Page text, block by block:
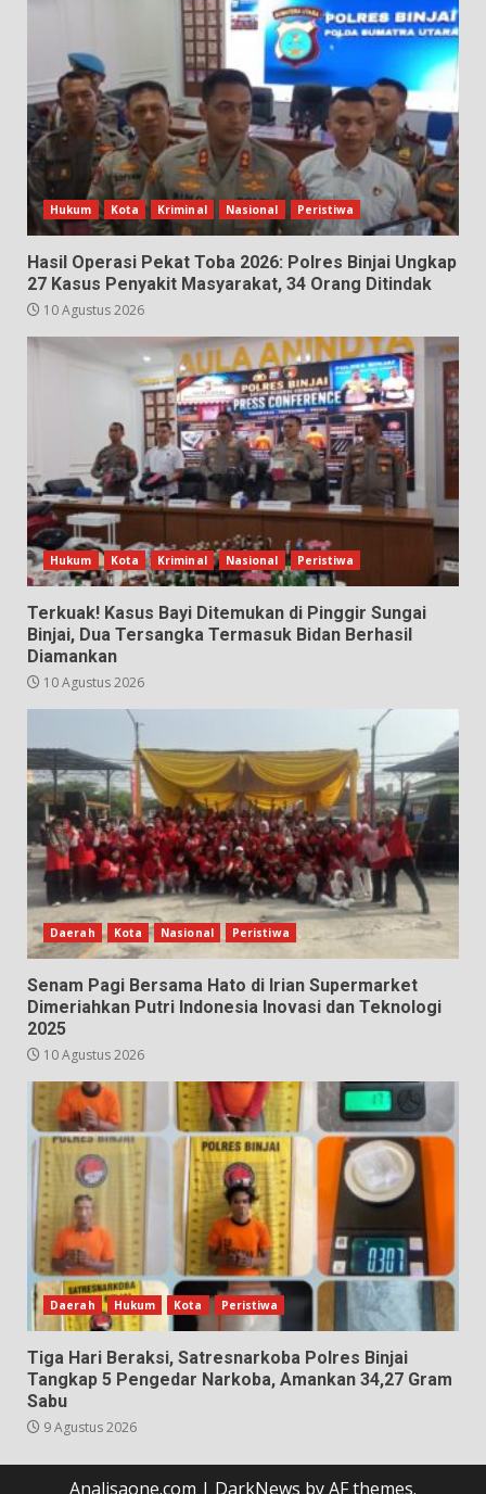
Hukum Kota Kriminal Nasional Peristiwa
Hasil Operasi Pekat Toba 2026: Polres Binjai Ungkap
27 Kasus Penyakit Masyarakat, 34 Orang Ditindak
10 Agustus 2026
Hukum Kota Kriminal Nasional Peristiwa
Terkuak! Kasus Bayi Ditemukan di Pinggir Sungai
Binjai, Dua Tersangka Termasuk Bidan Berhasil
Diamankan
10 Agustus 2026
Daerah Kota Nasional Peristiwa
Senam Pagi Bersama Hato di Irian Supermarket
Dimeriahkan Putri Indonesia Inovasi dan Teknologi
2025
10 Agustus 2026
Daerah Hukum Kota Peristiwa
Tiga Hari Beraksi, Satresnarkoba Polres Binjai
Tangkap 5 Pengedar Narkoba, Amankan 34,27 Gram
Sabu
9 Agustus 2026
Analisaone.com | DarkNews by AF themes.